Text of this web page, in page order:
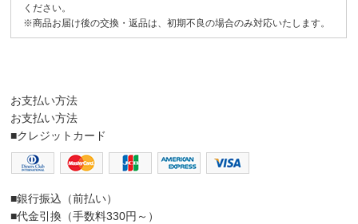
ください。
※商品お届け後の交換・返品は、初期不良の場合のみ対応いたします。
お支払い方法
お支払い方法
■クレジットカード
■銀行振込（前払い）
■代金引換（手数料330円～）